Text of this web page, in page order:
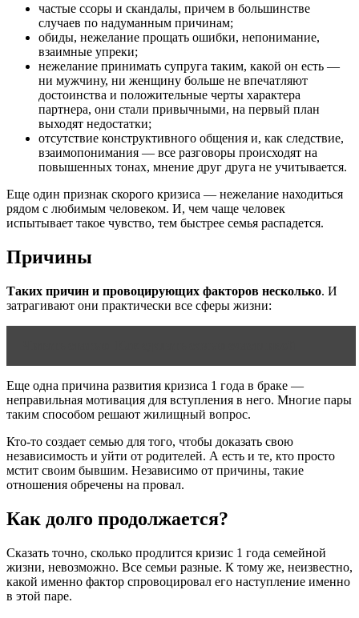
частые ссоры и скандалы, причем в большинстве
случаев по надуманным причинам;
обиды, нежелание прощать ошибки, непонимание,
взаимные упреки;
нежелание принимать супруга таким, какой он есть —
ни мужчину, ни женщину больше не впечатляют
достоинства и положительные черты характера
партнера, они стали привычными, на первый план
выходят недостатки;
отсутствие конструктивного общения и, как следствие,
взаимопонимания — все разговоры происходят на
повышенных тонах, мнение друг друга не учитывается.
Еще один признак скорого кризиса — нежелание находиться
рядом с любимым человеком. И, чем чаще человек
испытывает такое чувство, тем быстрее семья распадется.
Причины
Таких причин и провоцирующих факторов несколько. И
затрагивают они практически все сферы жизни:
Еще одна причина развития кризиса 1 года в браке —
неправильная мотивация для вступления в него. Многие пары
таким способом решают жилищный вопрос.
Кто-то создает семью для того, чтобы доказать свою
независимость и уйти от родителей. А есть и те, кто просто
мстит своим бывшим. Независимо от причины, такие
отношения обречены на провал.
Как долго продолжается?
Сказать точно, сколько продлится кризис 1 года семейной
жизни, невозможно. Все семьи разные. К тому же, неизвестно,
какой именно фактор спровоцировал его наступление именно
в этой паре.